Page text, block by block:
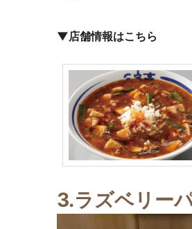
▼店舗情報はこちら
3.ラズベリー